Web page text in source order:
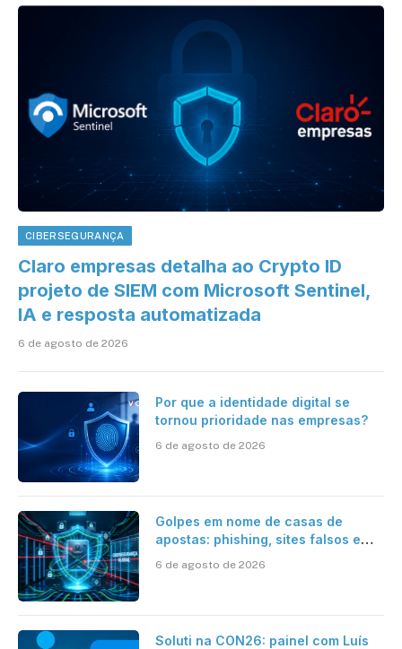
CIBERSEGURANÇA
Claro empresas detalha ao Crypto ID
projeto de SIEM com Microsoft Sentinel,
IA e resposta automatizada
6 de agosto de 2026
Por que a identidade digital se
tornou prioridade nas empresas?
6 de agosto de 2026
Golpes em nome de casas de
apostas: phishing, sites falsos e
6 de agosto de 2026
Soluti na CON26: painel com Luís